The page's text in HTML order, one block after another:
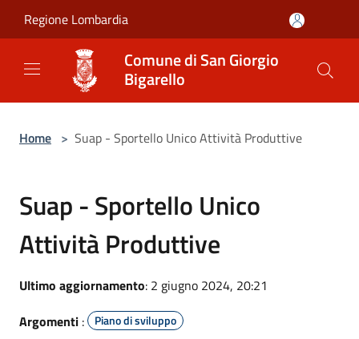
Regione Lombardia
Comune di San Giorgio
Bigarello
Home > Suap - Sportello Unico Attività Produttive
Suap - Sportello Unico
Attività Produttive
Ultimo aggiornamento: 2 giugno 2024, 20:21
Argomenti : Piano di sviluppo